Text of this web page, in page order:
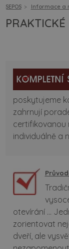
informace a
SEPOS Informace a
PRAKTICKÉ
poskytujeme
zahrnují
certifikovanou
individuálně a
otevírání ...
zorientovat
dveří, ale